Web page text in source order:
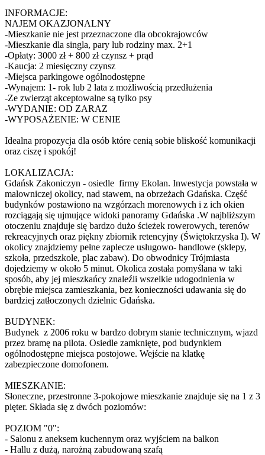
INFORMACJE:
NAJEM OKAZJONALNY
-Mieszkanie nie jest przeznaczone dla obcokrajowców
-Mieszkanie dla singla, pary lub rodziny max. 2+1
-Opłaty: 3000 zł + 800 zł czynsz + prąd
-Kaucja: 2 miesięczny czynsz
-Miejsca parkingowe ogólnodostępne
-Wynajem: 1- rok lub 2 lata z możliwością przedłużenia
-Ze zwierząt akceptowalne są tylko psy
-WYDANIE: OD ZARAZ
-WYPOSAŻENIE: W CENIE
Idealna propozycja dla osób które cenią sobie bliskość komunikacji
oraz ciszę i spokój!
LOKALIZACJA:
Gdańsk Zakoniczyn - osiedle firmy Ekolan. Inwestycja powstała w
malowniczej okolicy, nad stawem, na obrzeżach Gdańska. Część
budynków postawiono na wzgórzach morenowych i z ich okien
rozciągają się ujmujące widoki panoramy Gdańska .W najbliższym
otoczeniu znajduje się bardzo dużo ścieżek rowerowych, terenów
rekreacyjnych oraz piękny zbiornik retencyjny (Świętokrzyska I). W
okolicy znajdziemy pełne zaplecze usługowo- handlowe (sklepy,
szkoła, przedszkole, plac zabaw). Do obwodnicy Trójmiasta
dojedziemy w około 5 minut. Okolica została pomyślana w taki
sposób, aby jej mieszkańcy znaleźli wszelkie udogodnienia w
obrębie miejsca zamieszkania, bez konieczności udawania się do
bardziej zatłoczonych dzielnic Gdańska.
BUDYNEK:
Budynek z 2006 roku w bardzo dobrym stanie technicznym, wjazd
przez bramę na pilota. Osiedle zamknięte, pod budynkiem
ogólnodostępne miejsca postojowe. Wejście na klatkę
zabezpieczone domofonem.
MIESZKANIE:
Słoneczne, przestronne 3-pokojowe mieszkanie znajduje się na 1 z 3
pięter. Składa się z dwóch poziomów:
POZIOM "0":
- Salonu z aneksem kuchennym oraz wyjściem na balkon
- Hallu z dużą, narożną zabudowaną szafą